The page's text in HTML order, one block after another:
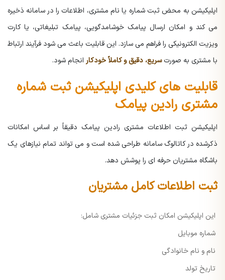
اپلیکیشن به محض ثبت شماره یا نام مشتری، اطلاعات را در سامانه ذخیره
می کند و امکان ارسال پیامک خوشامدگویی، پیامک تبلیغاتی، یا کارت
ویزیت الکترونیکی را فراهم می سازد. این قابلیت باعث می شود فرآیند ارتباط
با مشتری به صورتسریع، دقیق و کاملاً خودکار انجام شود.
قابلیت های کلیدی اپلیکیشن ثبت شماره
مشتری رادین پیامک
اپلیکیشن ثبت اطلاعات مشتری رادین پیامک دقیقاً بر اساس امکانات
ذکرشده در کاتالوگ سامانه طراحی شده است و می تواند تمام نیازهای یک
باشگاه مشتریان حرفه ای را پوشش دهد.
ثبت اطلاعات کامل مشتریان
این اپلیکیشن امکان ثبت جزئیات مشتری شامل:
شماره موبایل
نام و نام خانوادگی
تاریخ تولد